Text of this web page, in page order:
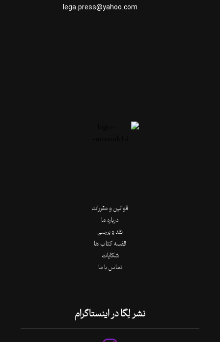
قوانین و مقررات
درباره ما
نقد و بررسی
قفسه کتاب ها
شکایات
تماس با ما
نشر لِگا در اینستاگرام